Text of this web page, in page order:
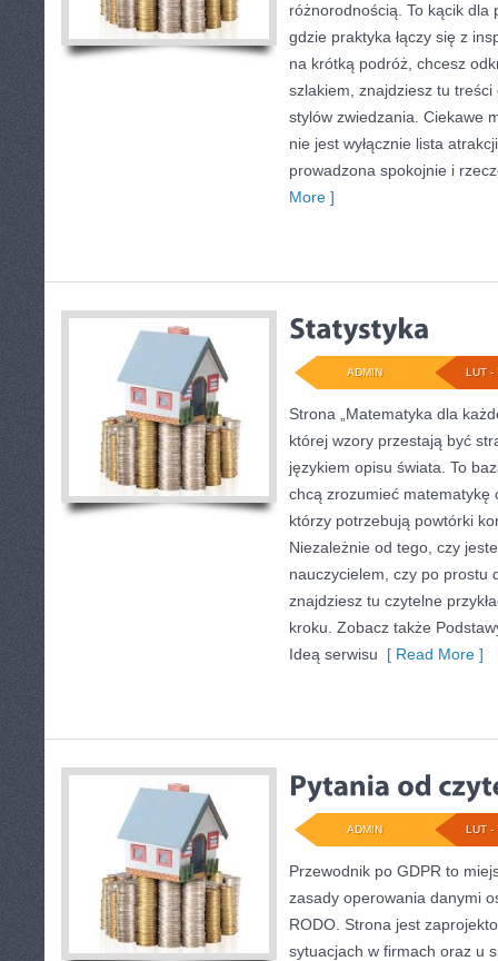
różnorodnością. To kącik dla
gdzie praktyka łączy się z
na krótką podróż, chcesz
szlakiem, znajdziesz tu
stylów zwiedzania. Ciekawe
nie jest wyłącznie lista
prowadzona spokojnie i
More ]
LUT -
ADMIN
Strona „Matematyka dla
której wzory przestają być
językiem opisu świata. To
chcą zrozumieć matematykę
którzy potrzebują powtórki
Niezależnie od tego, czy
nauczycielem, czy po prostu
znajdziesz tu czytelne
kroku. Zobacz także
Ideą serwisu [ Read More ]
LUT -
ADMIN
Przewodnik po GDPR to
zasady operowania danymi
RODO. Strona jest
sytuacjach w firmach oraz u